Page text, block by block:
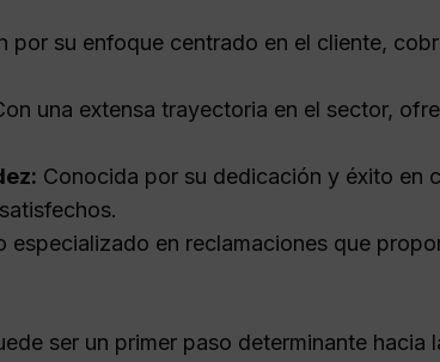
por su enfoque centrado en el cliente,
una extensa trayectoria en el sector,
Conocida por su dedicación y éxito en
especializado en reclamaciones que
ser un primer paso determinante hacia